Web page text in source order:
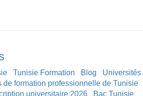
Tunisie Formation Blog
Universités
de formation professionnelle de Tunisie
universitaire 2026 Bac Tunisie